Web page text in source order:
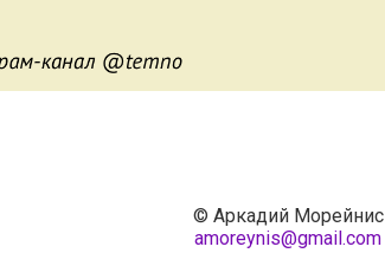
© Аркадий Морейнис
amoreynis@gmail.com